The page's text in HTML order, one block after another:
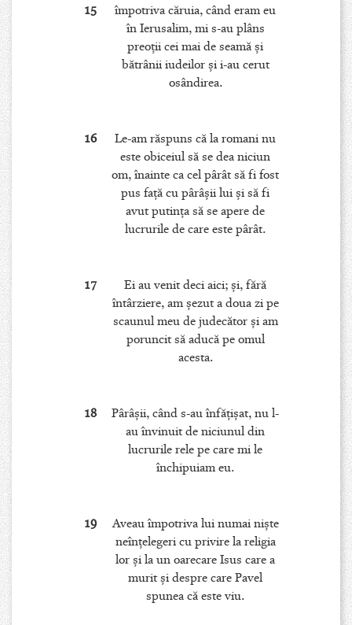
15
împotriva căruia, când eram eu
în Ierusalim, mi s-au plâns
preoţii cei mai de seamă şi
bătrânii iudeilor şi i-au cerut
osândirea.
16
Le-am răspuns că la romani nu
este obiceiul să se dea niciun
om, înainte ca cel pârât să fi fost
pus faţă cu pârâşii lui şi să fi
avut putinţa să se apere de
lucrurile de care este pârât.
17
Ei au venit deci aici; şi, fără
întârziere, am şezut a doua zi pe
scaunul meu de judecător şi am
poruncit să aducă pe omul
acesta.
18
Pârâşii, când s-au înfăţişat, nu l-
au învinuit de niciunul din
lucrurile rele pe care mi le
închipuiam eu.
19
Aveau împotriva lui numai nişte
neînţelegeri cu privire la religia
lor şi la un oarecare Isus care a
murit şi despre care Pavel
spunea că este viu.